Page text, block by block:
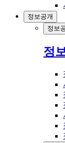
정보공개
정보
정